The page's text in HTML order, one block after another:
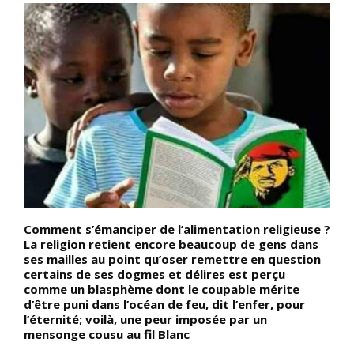
Comment s’émanciper de l’alimentation religieuse ?
La religion retient encore beaucoup de gens dans
ses mailles au point qu’oser remettre en question
certains de ses dogmes et délires est perçu
comme un blasphème dont le coupable mérite
d’être puni dans l’océan de feu, dit l’enfer, pour
l’éternité; voilà, une peur imposée par un
mensonge cousu au fil Blanc